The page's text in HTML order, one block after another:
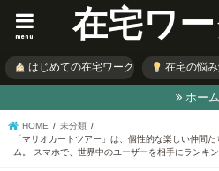
在宅ワ
menu
はじめての在宅ワーク 在宅の悩
ホーム
HOME
未分類
「マリオカートツアー」は、個性的な楽しい仲間
ム。 スマホで、世界中のユーザーを相手にランキ